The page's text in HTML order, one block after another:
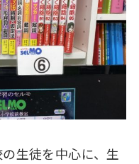
生徒を中心に、生